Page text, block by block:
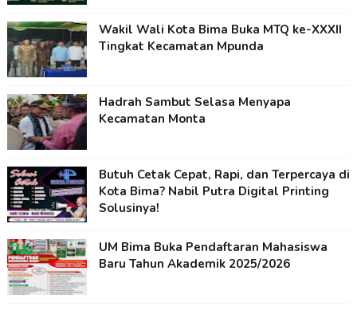
Wakil Wali Kota Bima Buka MTQ ke-XXXII
Tingkat Kecamatan Mpunda
Hadrah Sambut Selasa Menyapa
Kecamatan Monta
Butuh Cetak Cepat, Rapi, dan Terpercaya di
Kota Bima? Nabil Putra Digital Printing
Solusinya!
UM Bima Buka Pendaftaran Mahasiswa
Baru Tahun Akademik 2025/2026